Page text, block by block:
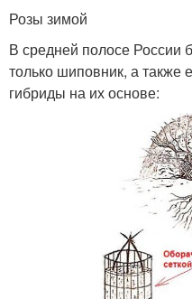
Розы зимой
В средней полосе России
только шиповник, а также
гибриды на их основе: